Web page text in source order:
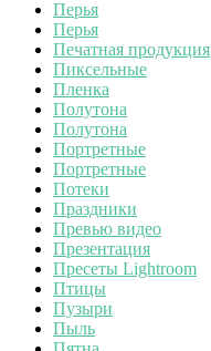
Перья
Перья
Печатная продукция
Пиксельные
Пленка
Полутона
Полутона
Портретные
Портретные
Потеки
Праздники
Превью видео
Презентация
Пресеты Lightroom
Птицы
Пузыри
Пыль